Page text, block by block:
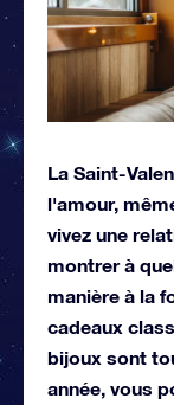
La Saint-
l'amour,
vivez une
montrer à
manière à la
cadeaux
bijoux sont
année, vous